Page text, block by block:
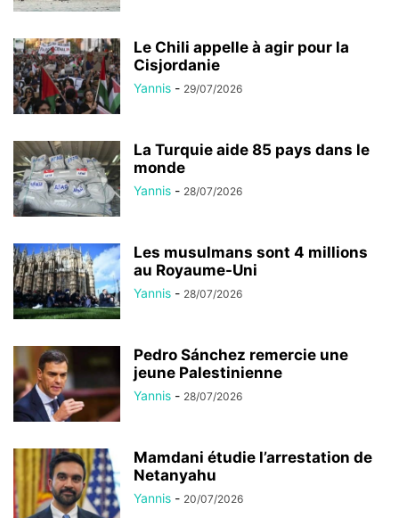
Le Chili appelle à agir pour la
Cisjordanie
Yannis - 29/07/2026
La Turquie aide 85 pays dans le
monde
Yannis - 28/07/2026
Les musulmans sont 4 millions
au Royaume-Uni
Yannis - 28/07/2026
Pedro Sánchez remercie une
jeune Palestinienne
Yannis - 28/07/2026
Mamdani étudie l’arrestation de
Netanyahu
Yannis - 20/07/2026